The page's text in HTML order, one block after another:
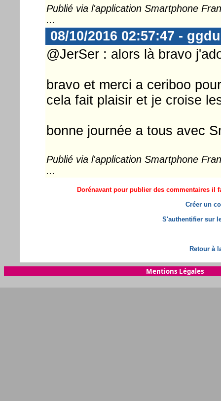
Publié via l'application Smartphone
...
08/10/2016 02:57:47 -
@JerSer : alors là bravo
bravo et merci a ceriboo
cela fait plaisir et je croise
bonne journée a tous avec
Publié via l'application Smartphone
...
Dorénavant pour publier des commentaires il
Créer un
S'authentifier sur
Retour à
Mentions Légales